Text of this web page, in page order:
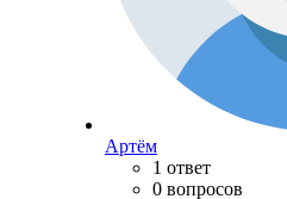
Артём
1 ответ
0 вопросов